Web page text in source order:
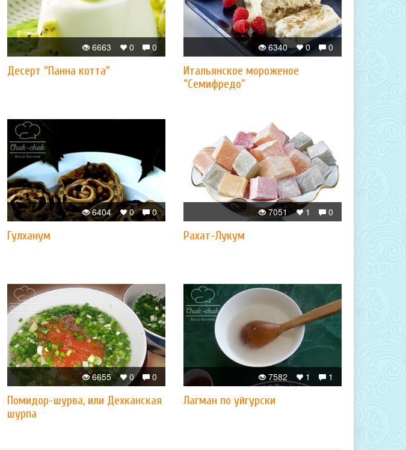
0
0
6663
Десерт "Панна котта"
0
0
6340
Итальянское мороженое
“Семифредо”
0
0
6404
Гулханум
0
1
7051
Рахат-Лукум
0
0
6655
Помидор-шурва, или Дехканская
шурпа
1
1
7582
Лагман по уйгурски